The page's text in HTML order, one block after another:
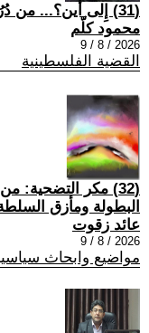
(31) إِلى أين؟... من دُرُوبِ النّكبة إِلى حُلمِ العودة
محمود كلّم
2026 / 8 / 9
القضية الفلسطينية
(32) مكر التضحية:
البطولة ومأزق
عائد زقوت
2026 / 8 / 9
مواضيع وابحاث